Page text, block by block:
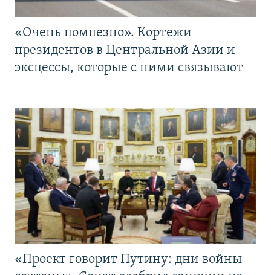
«Очень помпезно». Кортежи
президентов в Центральной Азии и
эксцессы, которые с ними связывают
«Проект говорит Путину: дни войны